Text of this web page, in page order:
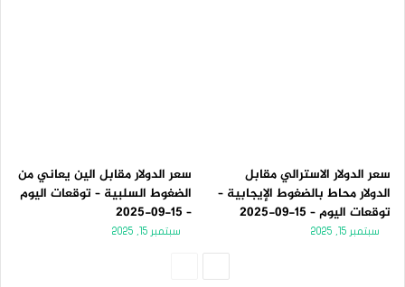
سعر الدولار الاسترالي مقابل
الدولار محاط بالضغوط الإيجابية –
توقعات اليوم – 15-09-2025
سبتمبر 15, 2025
سعر الدولار مقابل الين يعاني من
الضغوط السلبية – توقعات اليوم
– 15-09-2025
سبتمبر 15, 2025